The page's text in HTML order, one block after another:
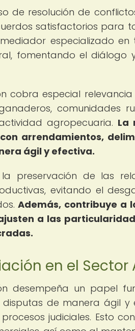
de resolución de
satisfactorios para
especializado
fomentando el diálogo
cobra especial
comunidades
agropecuaria. La
arrendamientos,
ágil y efectiva.
preservación de las
evitando el
Además, contribuye a
a las
en el Sector
desempeña un papel
de manera ágil y
judiciales. Esto